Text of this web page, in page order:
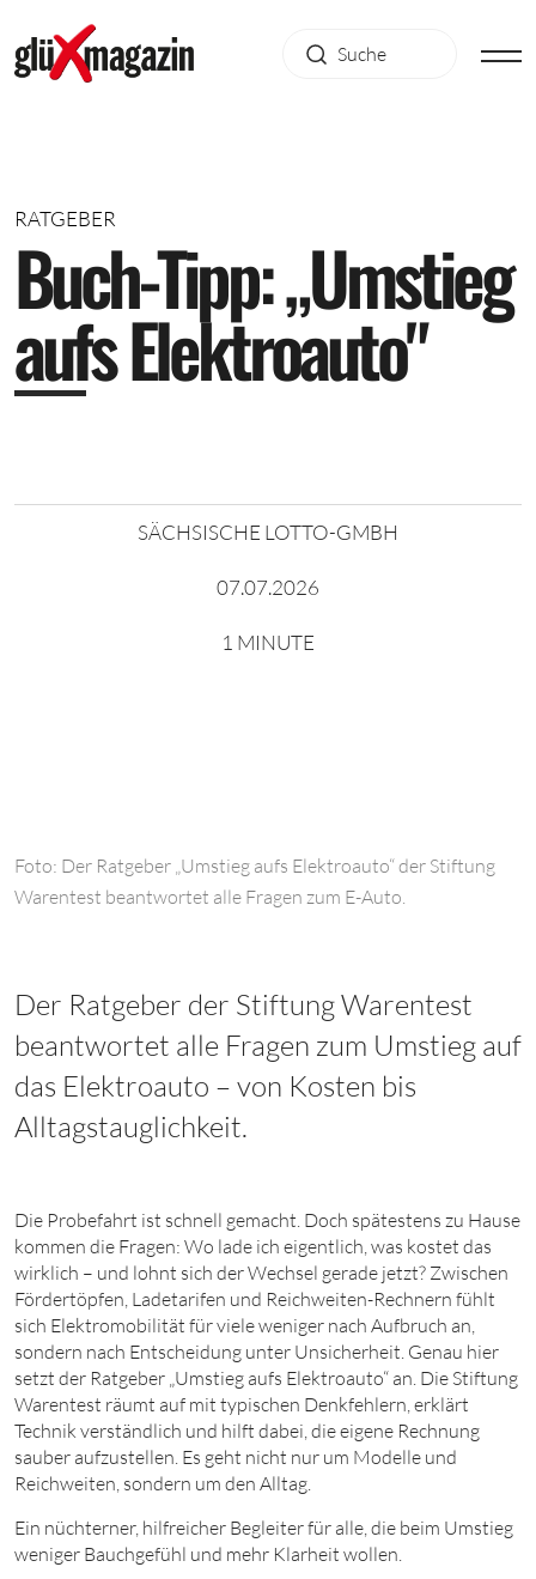
RATGEBER
Buch-Tipp:„Umstieg
aufsElektroauto"
SÄCHSISCHE LOTTO-GMBH
07.07.2026
1 MINUTE
Foto: Der Ratgeber „Umstieg aufs Elektroauto“ der Stiftung
Warentest beantwortet alle Fragen zum E-Auto.
Der Ratgeber der Stiftung Warentest
beantwortet alle Fragen zum Umstieg auf
das Elektroauto – von Kosten bis
Alltagstauglichkeit.
Die Probefahrt ist schnell gemacht. Doch spätestens zu Hause
kommen die Fragen: Wo lade ich eigentlich, was kostet das
wirklich – und lohnt sich der Wechsel gerade jetzt? Zwischen
Fördertöpfen, Ladetarifen und Reichweiten-Rechnern fühlt
sich Elektromobilität für viele weniger nach Aufbruch an,
sondern nach Entscheidung unter Unsicherheit. Genau hier
setzt der Ratgeber „Umstieg aufs Elektroauto“ an. Die Stiftung
Warentest räumt auf mit typischen Denkfehlern, erklärt
Technik verständlich und hilft dabei, die eigene Rechnung
sauber aufzustellen. Es geht nicht nur um Modelle und
Reichweiten, sondern um den Alltag.
Ein nüchterner, hilfreicher Begleiter für alle, die beim Umstieg
weniger Bauchgefühl und mehr Klarheit wollen.